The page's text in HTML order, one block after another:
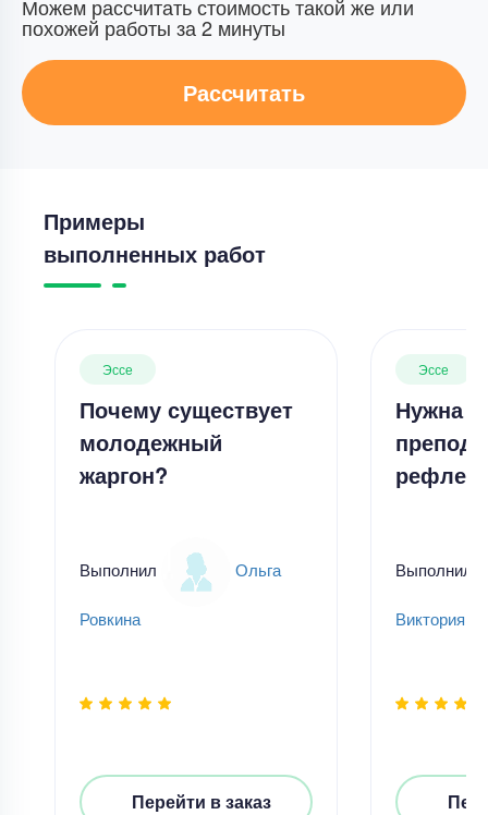
Можем рассчитать стоимость такой же или
похожей работы за 2 минуты
Рассчитать
Примеры
выполненных работ
Эссе
Почему существует
молодежный
жаргон?
Выполнил Ольга
Ровкина
Перейти в заказ
Эссе
Нужна
Выполнил
Виктория